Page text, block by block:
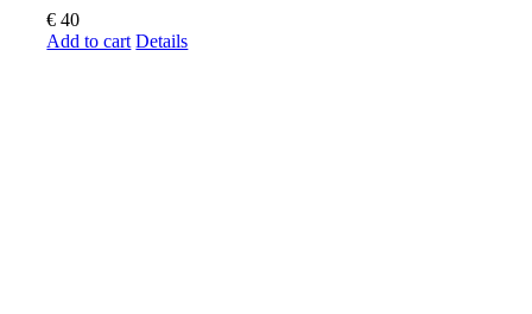
€ 40
Add to cart Details